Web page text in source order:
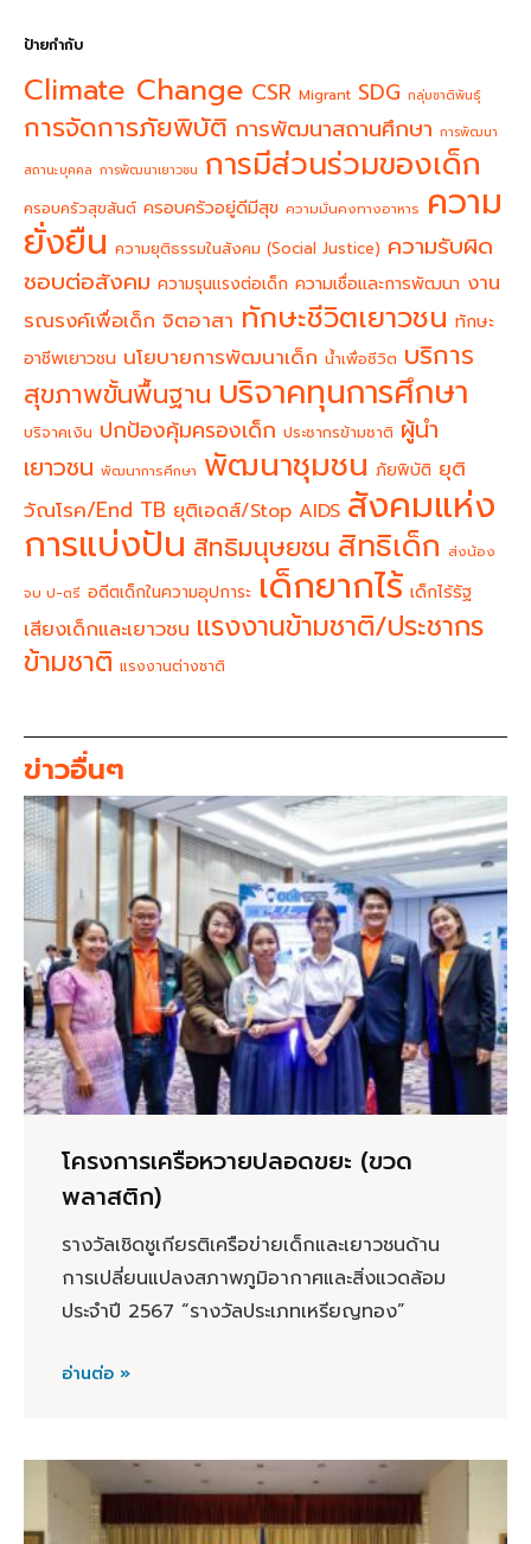
ป้ายกำกับ
Climate Change CSR Migrant SDG กลุ่มชาติพันธุ์
การจัดการภัยพิบัติ การพัฒนาสถานศึกษา การพัฒนา
สถานะบุคคล การพัฒนาเยาวชน การมีส่วนร่วมของเด็ก
ครอบครัวสุขสันต์ ครอบครัวอยู่ดีมีสุข ความมั่นคงทางอาหาร ความ
ยั่งยืน ความยุติธรรมในสังคม (Social Justice) ความรับผิด
ชอบต่อสังคม ความรุนแรงต่อเด็ก ความเชื่อและการพัฒนา งาน
รณรงค์เพื่อเด็ก จิตอาสา ทักษะชีวิตเยาวชน ทักษะ
อาชีพเยาวชน นโยบายการพัฒนาเด็ก น้ำเพื่อชีวิต บริการ
สุขภาพขั้นพื้นฐาน บริจาคทุนการศึกษา
บริจาคเงิน ปกป้องคุ้มครองเด็ก ประชากรข้ามชาติ ผู้นำ
เยาวชน พัฒนาการศึกษา พัฒนาชุมชน ภัยพิบัติ ยุติ
วัณโรค/End TB ยุติเอดส์/Stop AIDS สังคมแห่ง
การแบ่งปัน สิทธิมนุษยชน สิทธิเด็ก ส่งน้อง
จบ ป-ตรี อดีตเด็กในความอุปการะ เด็กยากไร้ เด็กไร้รัฐ
เสียงเด็กและเยาวชน แรงงานข้ามชาติ/ประชากร
ข้ามชาติ แรงงานต่างชาติ
ข่าวอื่นๆ
โครงการเครือหวายปลอดขยะ (ขวด
พลาสติก)
รางวัลเชิดชูเกียรติเครือข่ายเด็กและเยาวชนด้าน
การเปลี่ยนแปลงสภาพภูมิอากาศและสิ่งแวดล้อม
ประจำปี 2567 “รางวัลประเภทเหรียญทอง”
อ่านต่อ »